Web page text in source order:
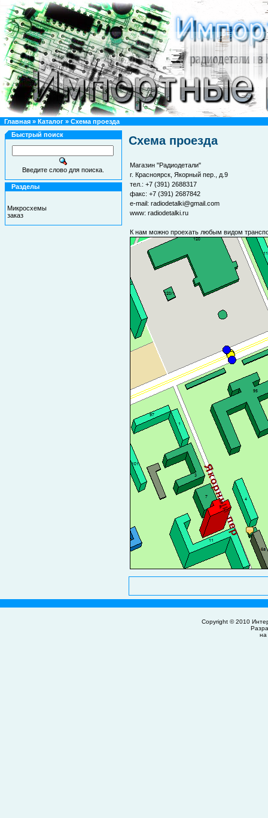
Главная » Каталог » Схема проезда
Быстрый поиск
Введите слово для поиска.
Разделы
Микросхемы
заказ
Схема проезда
Магазин "Радиодетали"
г. Красноярск, Якорный пер., д.9
тел.: +7 (391) 2688317
факс: +7 (391) 2687842
e-mail: radiodetalki@gmail.com
www: radiodetalki.ru
К нам можно проехать любым видом
Copyright © 2010
на